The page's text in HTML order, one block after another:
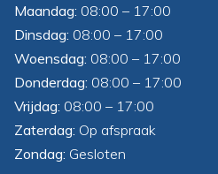
Maandag: 08:00 – 17:00
Dinsdag: 08:00 – 17:00
Woensdag: 08:00 – 17:00
Donderdag: 08:00 – 17:00
Vrijdag: 08:00 – 17:00
Zaterdag: Op afspraak
Zondag: Gesloten